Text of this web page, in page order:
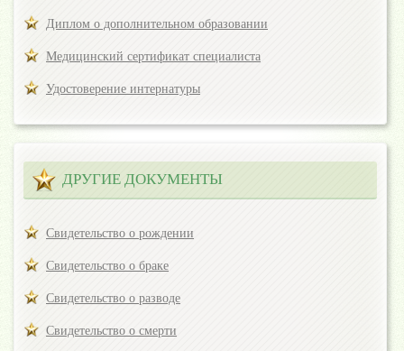
Диплом о дополнительном образовании
Медицинский сертификат специалиста
Удостоверение интернатуры
ДРУГИЕ ДОКУМЕНТЫ
Свидетельство о рождении
Свидетельство о браке
Свидетельство о разводе
Свидетельство о смерти